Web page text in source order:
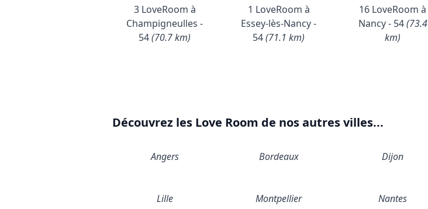
3 LoveRoom à
Champigneulles -
54(70.7 km)
1 LoveRoom à
Essey-lès-Nancy -
54(71.1 km)
16 LoveRoom à
Nancy - 54(73.4
km)
Découvrez les Love Room de nos autres villes...
Angers Bordeaux Dijon
Lille Montpellier Nantes